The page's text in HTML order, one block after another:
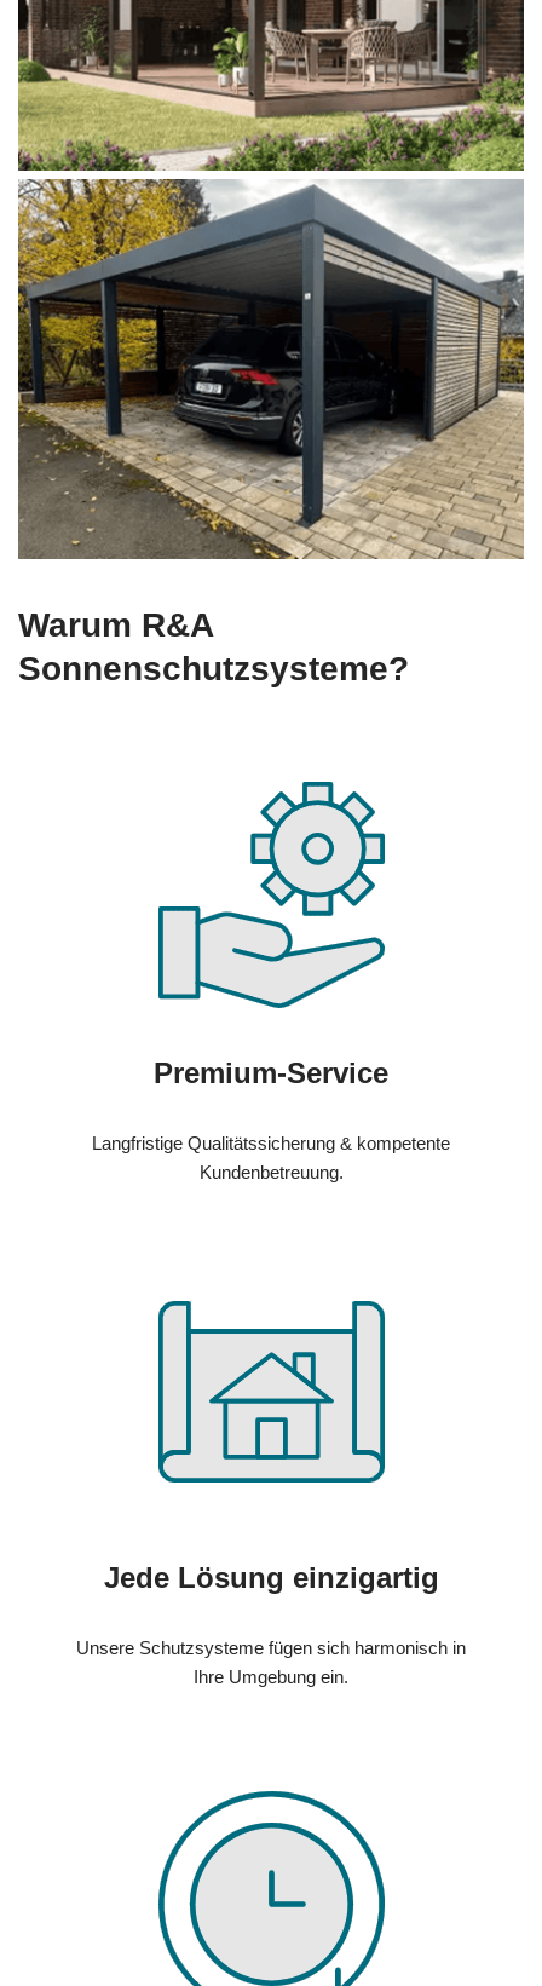
Warum R&A
Sonnenschutzsysteme?
Premium-Service
Langfristige Qualitätssicherung & kompetente
Kundenbetreuung.
Jede Lösung einzigartig
Unsere Schutzsysteme fügen sich harmonisch in
Ihre Umgebung ein.